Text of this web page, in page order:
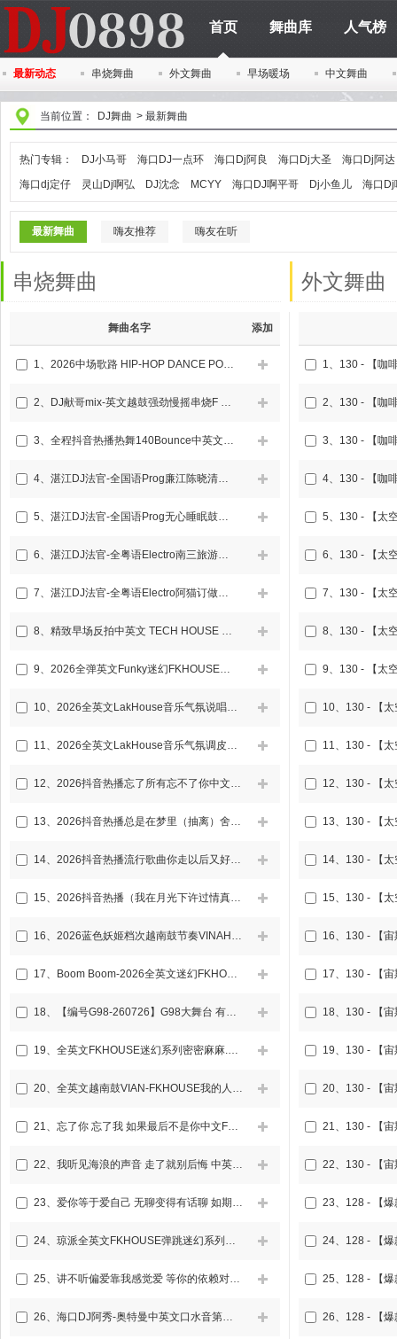
首页 舞曲库 人气榜
最新动态 串烧舞曲 外文舞曲 早场暖场 中文舞曲
当前位置： DJ舞曲 > 最新舞曲
热门专辑： DJ小马哥 海口DJ一点环 海口Dj阿良 海口Dj大圣
海口Dj阿达
海口dj定仔
灵山Dj啊弘 DJ沈念 MCYY 海口DJ啊平哥 Dj小鱼儿 海口Dj
最新舞曲 嗨友推荐 嗨友在听
串烧舞曲
舞曲名字 添加
1、 2026中场歌路 HIP-HOP DANCE POP BPM100-110 DJ串烧
2、 DJ献哥mix-英文越鼓强劲慢摇串烧F You All2026
3、 全程抖音热播热舞140Bounce中英文25首抖音主打歌给力商业DJ串烧
4、 湛江DJ法官-全国语Prog廉江陈晓清订做话说轻舟已过万重山串烧
5、 湛江DJ法官-全国语Prog无心睡眠鼓送给无心睡眠的自己串烧
6、 湛江DJ法官-全粤语Electro南三旅游区火车老板专属怀旧经典串烧
7、 湛江DJ法官-全粤语Electro阿猫订做抖音街角的晚风靓歌车载串烧
8、 精致早场反拍中英文 TECH HOUSE MELODIC TECHNO 弹性律动节奏DJ串烧
9、 2026全弹英文Funky迷幻FKHOUSE咚鼓车载DJ串烧
10、 2026全英文LakHouse音乐气氛说唱超弹太空之旅弹跳鼓DJ串烧
11、 2026全英文LakHouse音乐气氛调皮女太空之旅弹跳鼓DJ串烧
12、 2026抖音热播忘了所有忘不了你中文FKHOUSE空灵鼓车载DJ串烧
13、 2026抖音热播总是在梦里（抽离）舍不得的他他他中文FKHOUSE空灵鼓车载DJ串烧
14、 2026抖音热播流行歌曲你走以后又好像什么都没改变 张三的歌中文国语Prog车载DJ串烧
15、 2026抖音热播（我在月光下许过情真 舍不得的他他他）中文Electro说唱旋律串烧
16、 2026蓝色妖姬档次越南鼓节奏VINAHOUSE车载DJ串烧
17、 Boom Boom-2026全英文迷幻FKHOUSE咚鼓车载DJ串烧
18、 【编号G98-260726】G98大舞台 有梦你就来（中英文HOUSE气氛节奏往上飘蒙叉叉串烧）
19、 全英文FKHOUSE迷幻系列密密麻麻.深陷爱河车载DJ串烧
20、 全英文越南鼓VIAN-FKHOUSE我的人谁敢动 你敢动吗车载DJ串烧
21、 忘了你 忘了我 如果最后不是你中文FKHOUSEQ鼓车载DJ串烧
22、 我听见海浪的声音 走了就别后悔 中英文FKHOUSE空灵鼓车载DJ串烧
23、 爱你等于爱自己 无聊变得有话聊 如期而遇中文LAKHOUSE弹鼓车载DJ串烧
24、 琼派全英文FKHOUSE弹跳迷幻系列咚鼓车载DJ串烧
25、 讲不听偏爱靠我感觉爱 等你的依赖对你偏爱中英文FKHOUSE咚鼓车载DJ串烧
26、 海口DJ阿秀-奥特曼中英文口水音第一期
外文舞曲
1、
2、
3、
4、
5、
6、
7、
8、
9、
10、
11、
12、
13、
14、
15、
16、
17、
18、
19、
20、
21、
22、
23、
24、
25、
26、